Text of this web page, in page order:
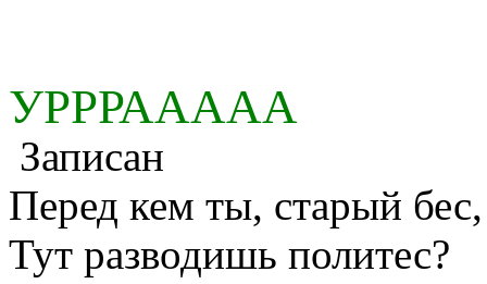
УРРРААААА
Записан
Перед кем ты, старый бес,
Тут разводишь политес?